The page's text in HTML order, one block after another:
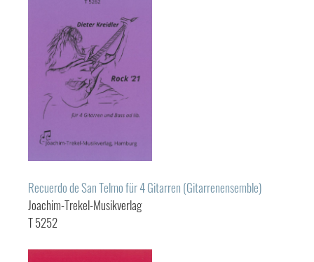
Recuerdo de San Telmo für 4 Gitarren (Gitarrenensemble)
Joachim-Trekel-Musikverlag
T 5252